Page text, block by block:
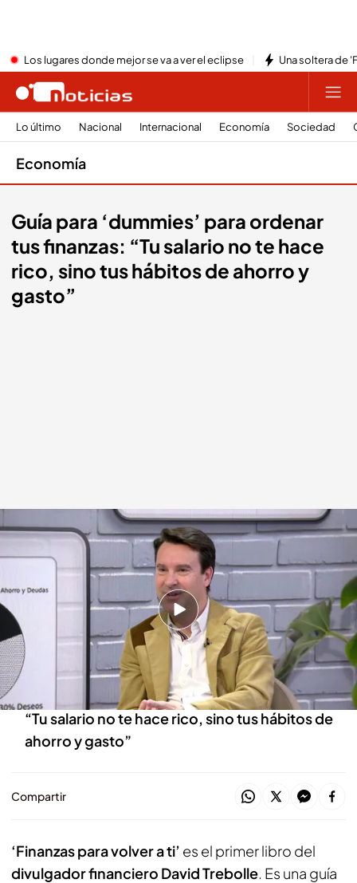
Los lugares donde mejor se va a ver el eclipse Una soltera de
Lo último Nacional Internacional Economía Sociedad
Economía
Guía para ‘dummies’ para ordenar
tus finanzas: “Tu salario no te hace
rico, sino tus hábitos de ahorro y
gasto”
Miguel Manso durante su entrevista con el divulgador financiero David
Trebolle..Cuatr
Uno de sus objetivos es democratizar la
educación financiera
Guía para ‘dummies’ para ordenar tus finanzas:
“Tu salario no te hace rico, sino tus hábitos de
ahorro y gasto”
Compartir
‘Finanzas para volver a ti’ es el primer libro del
divulgador financiero David Trebolle. Es una guía